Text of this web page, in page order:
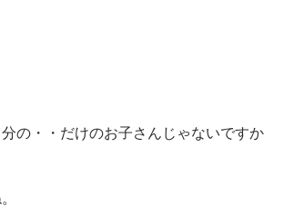
の・・だけのお子さんじゃないですか